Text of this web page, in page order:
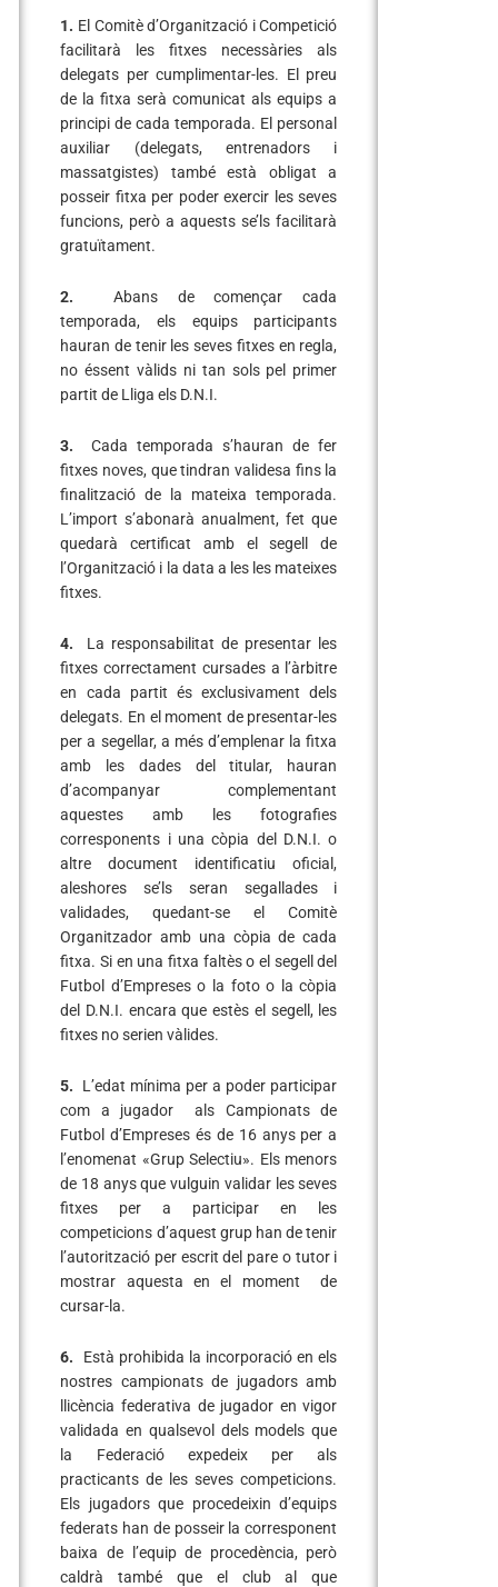
1. El Comitè d’Organització i Competició
facilitarà les fitxes necessàries als
delegats per cumplimentar-les. El preu
de la fitxa serà comunicat als equips a
principi de cada temporada. El personal
auxiliar (delegats, entrenadors i
massatgistes) també està obligat a
posseir fitxa per poder exercir les seves
funcions, però a aquests se’ls facilitarà
gratuïtament.
2. Abans de començar cada
temporada, els equips participants
hauran de tenir les seves fitxes en regla,
no éssent vàlids ni tan sols pel primer
partit de Lliga els D.N.I.
3. Cada temporada s’hauran de fer
fitxes noves, que tindran validesa fins la
finalització de la mateixa temporada.
L’import s’abonarà anualment, fet que
quedarà certificat amb el segell de
l’Organització i la data a les les mateixes
fitxes.
4. La responsabilitat de presentar les
fitxes correctament cursades a l’àrbitre
en cada partit és exclusivament dels
delegats. En el moment de presentar-les
per a segellar, a més d’emplenar la fitxa
amb les dades del titular, hauran
d’acompanyar complementant
aquestes amb les fotografies
corresponents i una còpia del D.N.I. o
altre document identificatiu oficial,
aleshores se’ls seran segallades i
validades, quedant-se el Comitè
Organitzador amb una còpia de cada
fitxa. Si en una fitxa faltès o el segell del
Futbol d’Empreses o la foto o la còpia
del D.N.I. encara que estès el segell, les
fitxes no serien vàlides.
5. L’edat mínima per a poder participar
com a jugador als Campionats de
Futbol d’Empreses és de 16 anys per a
l’enomenat «Grup Selectiu». Els menors
de 18 anys que vulguin validar les seves
fitxes per a participar en les
competicions d’aquest grup han de tenir
l’autorització per escrit del pare o tutor i
mostrar aquesta en el moment de
cursar-la.
6. Està prohibida la incorporació en els
nostres campionats de jugadors amb
llicència federativa de jugador en vigor
validada en qualsevol dels models que
la Federació expedeix per als
practicants de les seves competicions.
Els jugadors que procedeixin d’equips
federats han de posseir la corresponent
baixa de l’equip de procedència, però
caldrà també que el club al que